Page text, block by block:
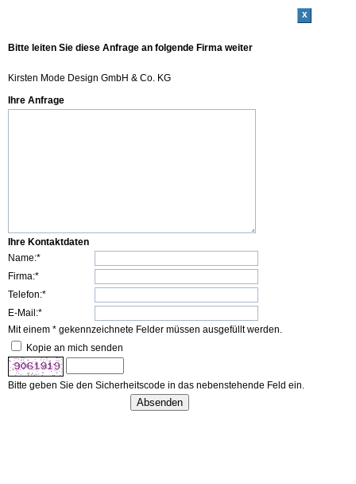
x
Bitte leiten Sie diese Anfrage an folgende Firma weiter
Kirsten Mode Design GmbH & Co. KG
Ihre Anfrage
Ihre Kontaktdaten
Name:*
Firma:*
Telefon:*
E-Mail:*
Mit einem * gekennzeichnete Felder müssen ausgefüllt werden.
Kopie an mich senden
Bitte geben Sie den Sicherheitscode in das nebenstehende Feld ein.